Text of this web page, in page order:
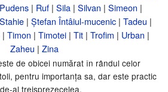
Pudens| Ruf| Sila| Silvan | Simeon |
Stahie| Ștefan Întâiul-mucenic| Tadeu |
| Timon | Timotei| Tit| Trofim | Urban |
Zaheu | Zina
de obicei numărat în rândul celor
pentru importanța sa, dar este practic
al treisprezecelea.